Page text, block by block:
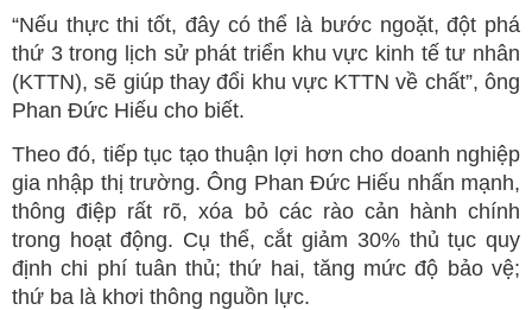
“Nếu thực thi tốt, đây có thể là bước ngoặt, đột phá
thứ 3 trong lịch sử phát triển khu vực kinh tế tư nhân
(KTTN), sẽ giúp thay đổi khu vực KTTN về chất”, ông
Phan Đức Hiếu cho biết.
Theo đó, tiếp tục tạo thuận lợi hơn cho doanh nghiệp
gia nhập thị trường. Ông Phan Đức Hiếu nhấn mạnh,
thông điệp rất rõ, xóa bỏ các rào cản hành chính
trong hoạt động. Cụ thể, cắt giảm 30% thủ tục quy
định chi phí tuân thủ; thứ hai, tăng mức độ bảo vệ;
thứ ba là khơi thông nguồn lực.